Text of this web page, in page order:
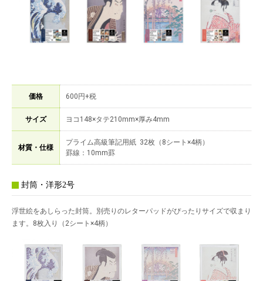
価格 600円+税
サイズ ヨコ148×タテ210mm×厚み4mm
材質・仕様
プライム高級筆記用紙 32枚（8シート×4柄）
罫線：10mm罫
封筒・洋形2号
浮世絵をあしらった封筒。別売りのレターパッドがぴったりサイズで収まり
ます。8枚入り（2シート×4柄）